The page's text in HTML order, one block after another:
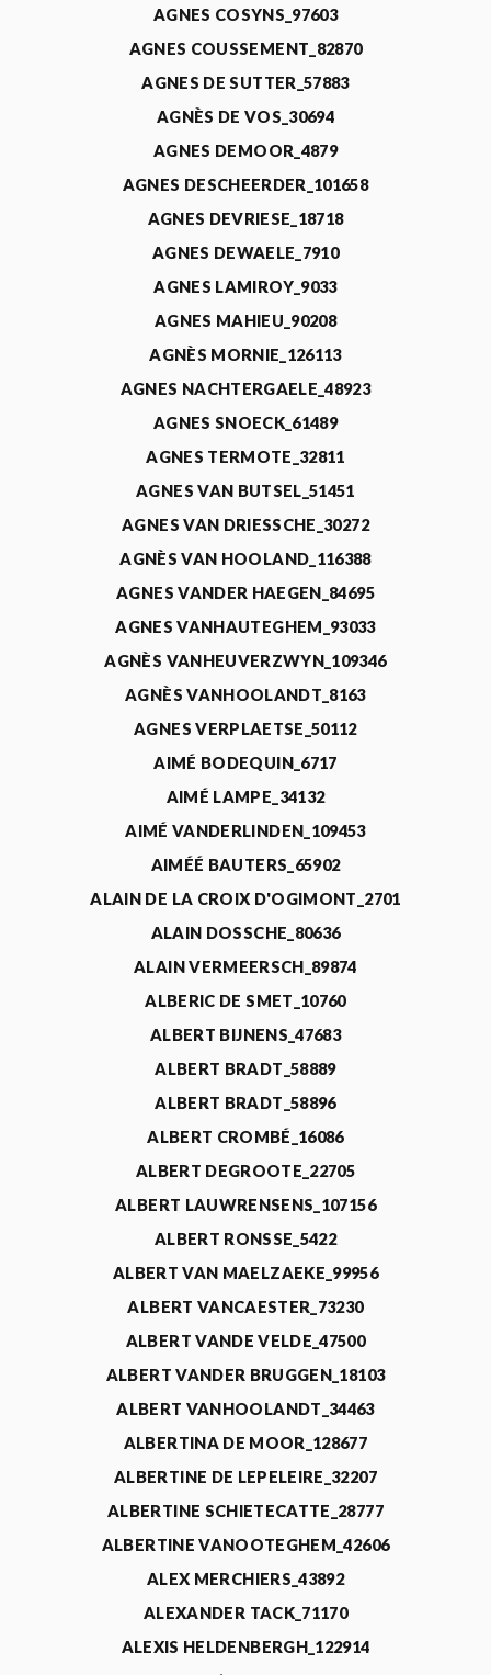
AGNES COSYNS_97603
AGNES COUSSEMENT_82870
AGNES DE SUTTER_57883
AGNÈS DE VOS_30694
AGNES DEMOOR_4879
AGNES DESCHEERDER_101658
AGNES DEVRIESE_18718
AGNES DEWAELE_7910
AGNES LAMIROY_9033
AGNES MAHIEU_90208
AGNÈS MORNIE_126113
AGNES NACHTERGAELE_48923
AGNES SNOECK_61489
AGNES TERMOTE_32811
AGNES VAN BUTSEL_51451
AGNES VAN DRIESSCHE_30272
AGNÈS VAN HOOLAND_116388
AGNES VANDER HAEGEN_84695
AGNES VANHAUTEGHEM_93033
AGNÈS VANHEUVERZWYN_109346
AGNÈS VANHOOLANDT_8163
AGNES VERPLAETSE_50112
AIMÉ BODEQUIN_6717
AIMÉ LAMPE_34132
AIMÉ VANDERLINDEN_109453
AIMÉÉ BAUTERS_65902
ALAIN DE LA CROIX D'OGIMONT_2701
ALAIN DOSSCHE_80636
ALAIN VERMEERSCH_89874
ALBERIC DE SMET_10760
ALBERT BIJNENS_47683
ALBERT BRADT_58889
ALBERT BRADT_58896
ALBERT CROMBÉ_16086
ALBERT DEGROOTE_22705
ALBERT LAUWRENSENS_107156
ALBERT RONSSE_5422
ALBERT VAN MAELZAEKE_99956
ALBERT VANCAESTER_73230
ALBERT VANDE VELDE_47500
ALBERT VANDER BRUGGEN_18103
ALBERT VANHOOLANDT_34463
ALBERTINA DE MOOR_128677
ALBERTINE DE LEPELEIRE_32207
ALBERTINE SCHIETECATTE_28777
ALBERTINE VANOOTEGHEM_42606
ALEX MERCHIERS_43892
ALEXANDER TACK_71170
ALEXIS HELDENBERGH_122914